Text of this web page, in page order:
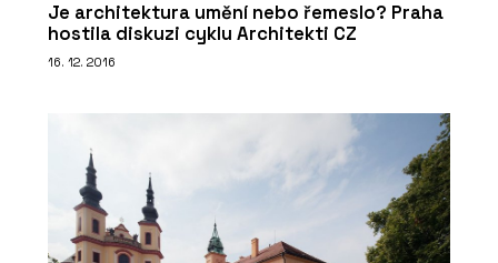
Je architektura umění nebo řemeslo? Praha
hostila diskuzi cyklu Architekti CZ
16. 12. 2016